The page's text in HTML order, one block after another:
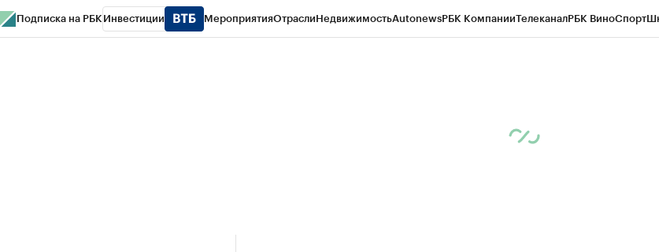
Подписка на РБК Инвестиции МероприятияОтраслиНедвижимостьAutonewsРБК КомпанииТелеканалРБК ВиноСпорт